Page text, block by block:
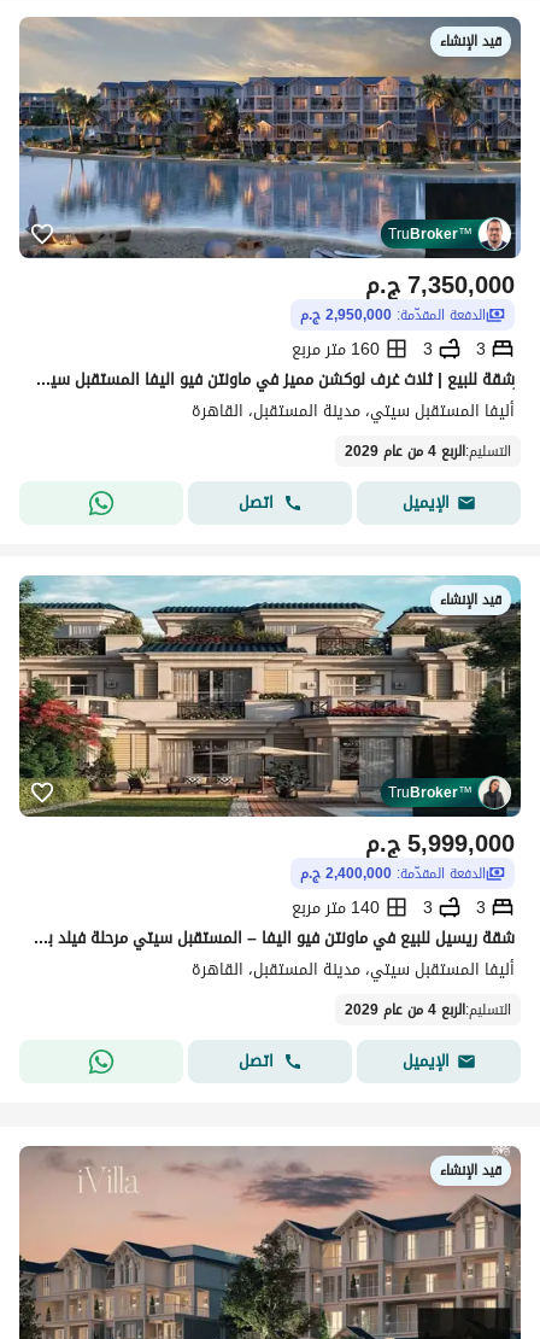
قيد الإنشاء
TruBroker™
ج.م7,350,000
الدفعة المقدّمة: 2,950,000 ج.م
3
3
160 متر مربع
ِشقة للبيع | ثلاث غرف لوكشن مميز في ماونتن فيو اليفا المستقبل سيتي | ريفير بارك الميزة مطلة داخل المشروع
أليفا المستقبل سيتي، مدينة المستقبل، القاهرة
التسليم:الربع 4 من عام 2029
الإيميل اتصل
قيد الإنشاء
TruBroker™
ج.م5,999,000
الدفعة المقدّمة: 2,400,000 ج.م
3
3
140 متر مربع
شقة ريسيل للبيع في ماونتن فيو اليفا – المستقبل سيتي مرحلة فيلد بارك – إطلالة بحري
أليفا المستقبل سيتي، مدينة المستقبل، القاهرة
التسليم:الربع 4 من عام 2029
الإيميل اتصل
قيد الإنشاء